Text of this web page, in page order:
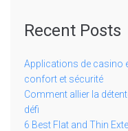
Recent Posts
Applications de casino
confort et sécurité
Comment allier la
défi
6 Best Flat and Thin